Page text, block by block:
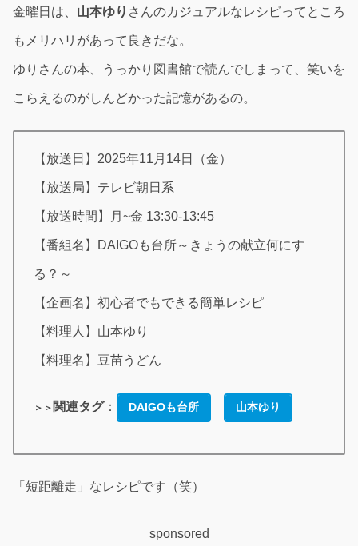
金曜日は、 山本ゆり さんのカジュアルなレシピってところ
もメリハリがあって良きだな。
ゆりさんの本、うっかり図書館で読んでしまって、笑いを
こらえるのがしんどかった記憶があるの。
【放送日】2025年11月14日（金）
【放送局】テレビ朝日系
【放送時間】月~金 13:30-13:45
【番組名】DAIGOも台所～きょうの献立何にす
る？～
【企画名】初心者でもできる簡単レシピ
【料理人】山本ゆり
【料理名】豆苗うどん
＞＞ 関連タグ： DAIGOも台所 山本ゆり
「短距離走」なレシピです（笑）
sponsored